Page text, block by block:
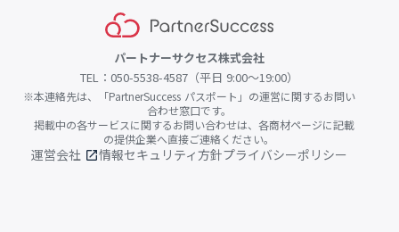
パートナーサクセス株式会社
TEL：050-5538-4587（平日 9:00〜19:00）
※本連絡先は、「PartnerSuccess パスポート」の運営に関するお問い
合わせ窓口です。
掲載中の各サービスに関するお問い合わせは、各商材ページに記載
の提供企業へ直接ご連絡ください。
運営会社 open_in_new情報セキュリティ方針プライバシーポリシー